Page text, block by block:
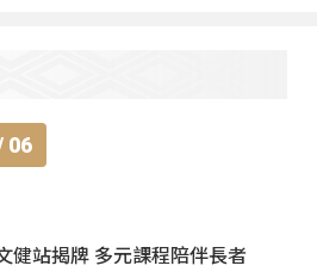
06
健站揭牌 多元課程陪伴長者